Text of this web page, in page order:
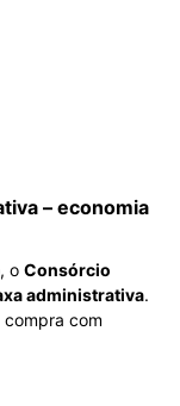
– economia
o Consórcio
administrativa.
com